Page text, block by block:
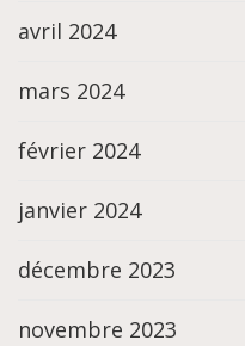
avril 2024
mars 2024
février 2024
janvier 2024
décembre 2023
novembre 2023